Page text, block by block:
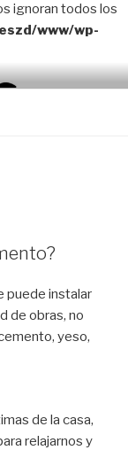
ignoran todos los
www/wp-
puede instalar
de obras, no
yeso,
de la casa,
relajarnos y